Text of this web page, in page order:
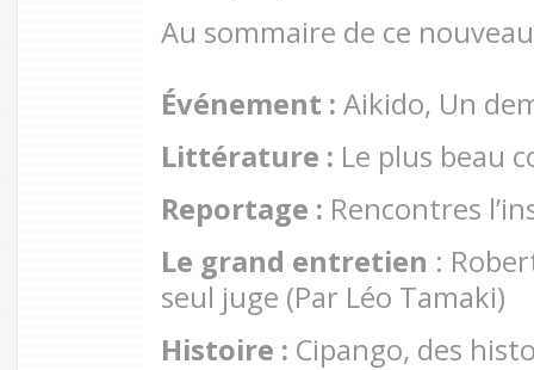
Au sommaire de ce
Événement : Aikido, Un
Littérature : Le plus beau
Reportage : Rencontres
Le grand entretien :
seul juge (Par Léo Tamaki)
Histoire : Cipango, des